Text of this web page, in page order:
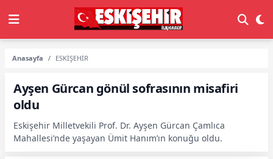
Anasayfa ESKİŞEHİR
Ayşen Gürcan gönül sofrasının misafiri
oldu
Eskişehir Milletvekili Prof. Dr. Ayşen Gürcan Çamlıca
Mahallesi’nde yaşayan Ümit Hanım’ın konuğu oldu.